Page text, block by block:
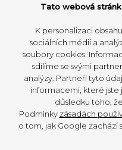
VÝVOJ KARDIO
Tato webová
K personalizaci
sociálních médií a
soubory cookies.
sdílíme se svými
analýzy. Partneři tyto
informacemi, které jste
důsledku toho,
Podmínky zásadách
o tom, jak Google zachází